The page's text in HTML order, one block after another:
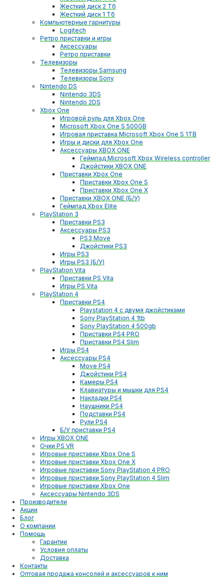
Жесткий диск 2 Тб
Жесткий диск 1 Тб
Компьютерные гарнитуры
Logitech
Ретро приставки и игры
Аксессуары
Ретро приставки
Телевизоры
Телевизоры Samsung
Телевизоры Sony
Nintendo DS
Nintendo 3DS
Nintendo 2DS
Xbox One
Игровой руль для Xbox One
Microsoft Xbox One S 500GB
Игровая приставка Microsoft Xbox One S 1TB
Игры и диски для Xbox One
Аксессуары XBOX ONE
Геймпад Microsoft Xbox Wireless controller
Джойстики XBOX ONE
Приставки Xbox One
Приставки Xbox One S
Приставки Xbox One X
Приставки XBOX ONE (Б/У)
Геймпад Xbox Elite
PlayStation 3
Приставки PS3
Аксессуары PS3
PS3 Move
Джойстики PS3
Игры PS3
Игры PS3 (Б/У)
PlayStation Vita
Приставки PS Vita
Игры PS Vita
PlayStation 4
Приставки PS4
Playstation 4 с двумя джойстиками
Sony PlayStation 4 1tb
Sony PlayStation 4 500gb
Приставки PS4 PRO
Приставки PS4 Slim
Игры PS4
Аксессуары PS4
Move PS4
Джойстики PS4
Камеры PS4
Клавиатуры и мышки для PS4
Накладки PS4
Наушники PS4
Подставки PS4
Рули PS4
Б/У приставки PS4
Игры XBOX ONE
Очки PS VR
Игровые приставки Xbox One S
Игровые приставки Xbox One X
Игровые приставки Sony PlayStation 4 PRO
Игровые приставки Sony PlayStation 4 Slim
Игровые приставки Xbox One
Аксессуары Nintendo 3DS
Производители
Акции
Блог
О компании
Помощь
Гарантии
Условия оплаты
Доставка
Контакты
Оптовая продажа консолей и аксессуаров к ним